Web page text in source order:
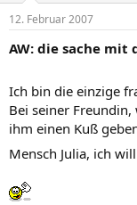
12. Februar 2007
AW: die sache mit
Ich bin die einzige
Bei seiner
ihm einen Kuß
Mensch Julia, ich